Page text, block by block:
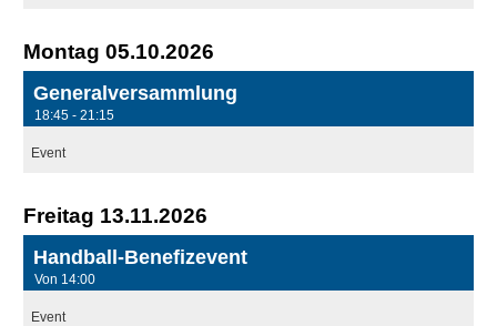
Montag 05.10.2026
Generalversammlung
18:45 - 21:15
Event
Freitag 13.11.2026
Handball-Benefizevent
Von 14:00
Event